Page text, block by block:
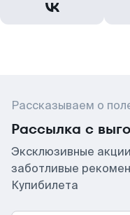
Рассказываем о
Рассылка с
Эксклюзивные
заботливые
Купибилета